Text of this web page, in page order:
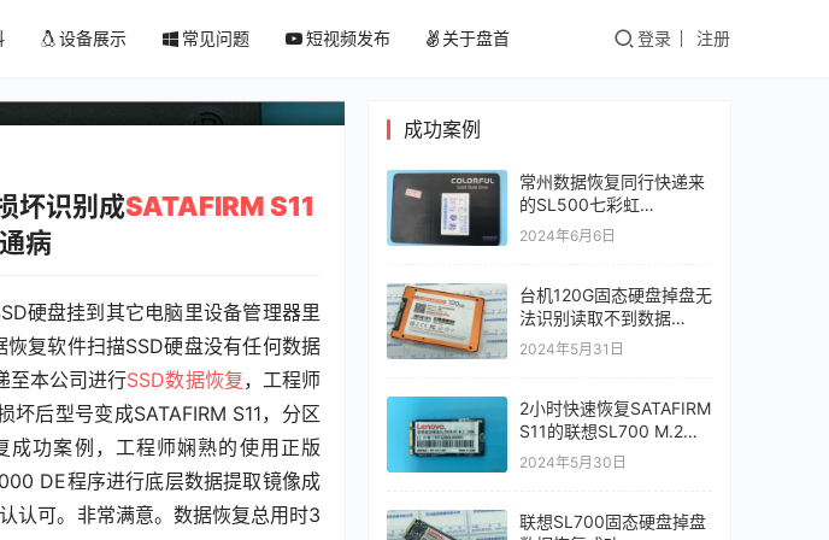
设备展示 常见问题 短视频发布 关于盘首 登录 注册
致的通病
坏识别成SATAFIRM S11
病
硬盘挂到其它电脑里设备管理器里
复软件扫描SSD硬盘没有任何数据
至本公司进行SSD数据恢复，工程师
后型号变成SATAFIRM S11，分区
成功案例，工程师娴熟的使用正版
DE程序进行底层数据提取镜像成
认可。非常满意。数据恢复总用时3
成功案例
常州数据恢复同行快递来
的SL500七彩虹
COLORFUL 固态硬盘
2024年6月6日
台机120G固态硬盘掉盘无
法识别读取不到数据
SM2258XT主控数据恢复
2024年5月31日
2小时快速恢复SATAFIRM
S11的联想SL700 M.2固
态硬盘固件损坏掉盘无法
2024年5月30日
联想SL700固态硬盘掉盘